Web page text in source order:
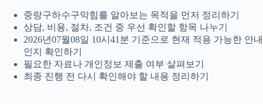
중랑구하수구막힘를 알아보는 목적을 먼저 정리하기
상담, 비용, 절차, 조건 중 우선 확인할 항목 나누기
2026년07월08일 10시41분 기준으로 현재 적용 가능한 안내
인지 확인하기
필요한 자료나 개인정보 제출 여부 살펴보기
최종 진행 전 다시 확인해야 할 내용 정리하기